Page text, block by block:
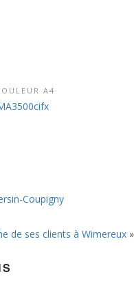
A4
Coupigny
de ses clients à Wimereux »